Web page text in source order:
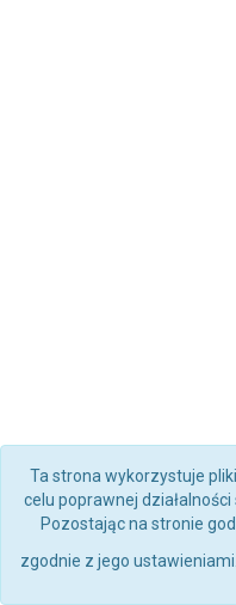
Ta strona wykorzystuje
celu poprawnej
Pozostając na stronie
zgodnie z jego ustawieniami.